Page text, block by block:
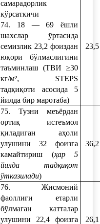
самарадорлик
кўрсаткичи
74. 18 — 69 ёшли
шахслар ўртасида
семизлик 23,2 фоиздан
юқори бўлмаслигини
таъминлаш (ТВИ ≥30
кг/м², STEPS
тадқиқоти асосида 5
йилда бир маротаба)
75. Тузни меъёрдан
ортиқ истеъмол
қиладиган аҳоли
улушини 32 фоизга
камайтириш (ҳар 5
йилда тадқиқот
ўтказилади)
76. Жисмоний
фаоллиги етарли
бўлмаган катталар
улушини 22,4 фоизга